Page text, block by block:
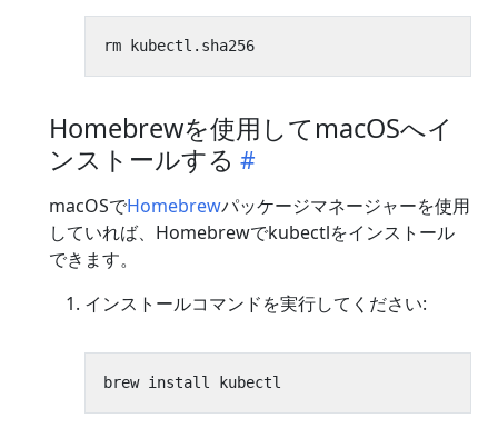
Homebrewを使用してmacOSへイ
ンストールする
macOSでHomebrewパッケージマネージャーを使用
していれば、Homebrewでkubectlをインストール
できます。
インストールコマンドを実行してください: